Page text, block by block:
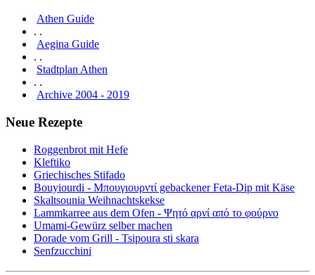
Athen Guide
. .
Aegina Guide
. .
Stadtplan Athen
. .
Archive 2004 - 2019
Neue Rezepte
Roggenbrot mit Hefe
Kleftiko
Griechisches Stifado
Bouyiourdi - Μπουγιουρντί gebackener Feta-Dip mit Käse
Skaltsounia Weihnachtskekse
Lammkarree aus dem Ofen - Ψητό αρνί από το φούρνο
Umami-Gewürz selber machen
Dorade vom Grill - Tsipoura sti skara
Senfzucchini